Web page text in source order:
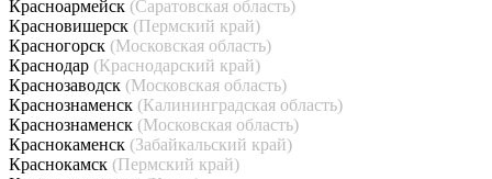
Красноармейск (Саратовская область)
Красновишерск (Пермский край)
Красногорск (Московская область)
Краснодар (Краснодарский край)
Краснозаводск (Московская область)
Краснознаменск (Калининградская область)
Краснознаменск (Московская область)
Краснокаменск (Забайкальский край)
Краснокамск (Пермский край)